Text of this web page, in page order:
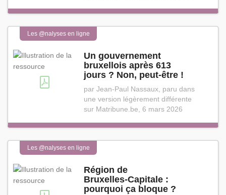
Les @nalyses en ligne
Un gouvernement
bruxellois après 613
jours ? Non, peut⁠-⁠être !
par Jean-Paul Nassaux, paru dans
une version légèrement différente
sur Matribune.be, 6 mars 2026
Les @nalyses en ligne
Région de
Bruxelles⁠-⁠Capitale :
pourquoi ça bloque ?